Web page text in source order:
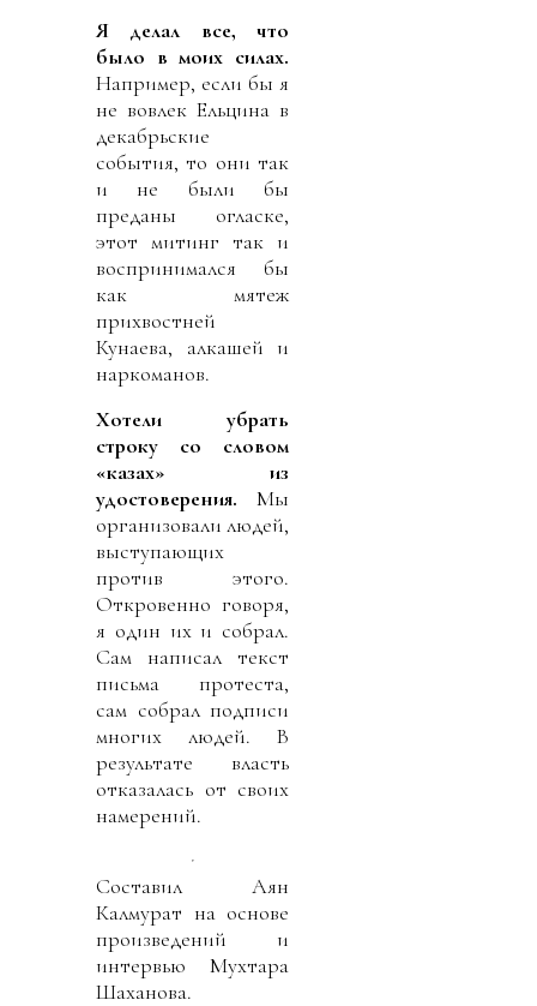
Я делал все, что
было в моих силах.
Например, если бы я
не вовлек Ельцина в
декабрьские
события, то они так
и не были бы
преданы огласке,
этот митинг так и
воспринимался бы
как мятеж
прихвостней
Кунаева, алкашей и
наркоманов.
Хотели убрать
строку со словом
«казах» из
удостоверения. Мы
организовали людей,
выступающих
против этого.
Откровенно говоря,
я один их и собрал.
Сам написал текст
письма протеста,
сам собрал подписи
многих людей. В
результате власть
отказалась от своих
намерений.
Составил Аян
Калмурат на основе
произведений и
интервью Мухтара
Шаханова.